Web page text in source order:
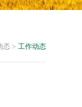
态 > 工作动态